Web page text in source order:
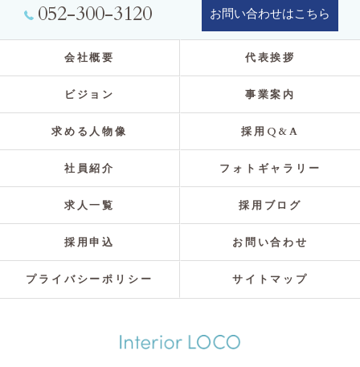
052-300-3120 お問い合わせはこちら
会社概要 代表挨拶
ビジョン 事業案内
求める人物像 採用Q&A
社員紹介 フォトギャラリー
求人一覧 採用ブログ
採用申込 お問い合わせ
プライバシーポリシー サイトマップ